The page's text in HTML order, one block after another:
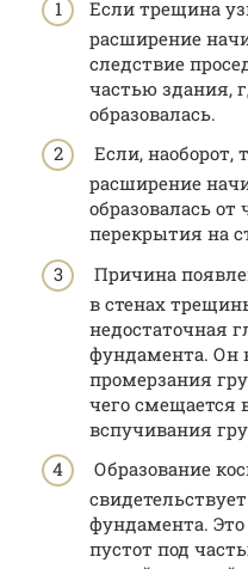
Если трещина
расширение
следствие
частью здания,
образовалась.
Если, наоборот,
расширение
образовалась
перекрытия на
Причина
в стенах
недостаточная
фундамента. Он
промерзания
чего смещается
вспучивания
Образование
фундамента.
пустот под